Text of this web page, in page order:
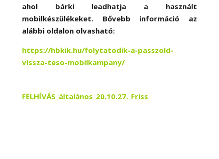
ahol bárki leadhatja a használt
mobilkészülékeket. Bővebb információ az
alábbi oldalon olvasható:
https://hbkik.hu/folytatodik-a-passzold-
vissza-teso-mobilkampany/
FELHÍVÁS_általános_20.10.27._Friss